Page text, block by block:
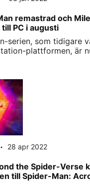
remastrad och
PC i augusti
serien, som tidigare
plattformen, är
28 apr 2022
the Spider-Verse
till Spider-Man: